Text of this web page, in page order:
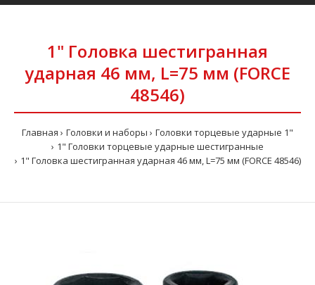
1" Головка шестигранная
ударная 46 мм, L=75 мм (FORCE
48546)
Главная Головки и наборы
Головки торцевые ударные 1"
1" Головки торцевые ударные шестигранные
1" Головка шестигранная ударная 46 мм, L=75 мм (FORCE 48546)